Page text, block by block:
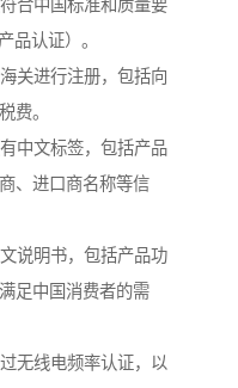
合中国标准和质量要
品认证）。
关进行注册，包括向
费。
中文标签，包括产品
、进口商名称等信
说明书，包括产品功
足中国消费者的需
无线电频率认证，以